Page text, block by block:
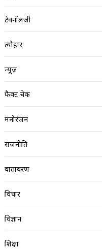
टेक्नॉलजी
त्यौहार
न्यूज़
फैक्ट चेक
मनोरंजन
राजनीति
वातावरण
विचार
विज्ञान
शिक्षा